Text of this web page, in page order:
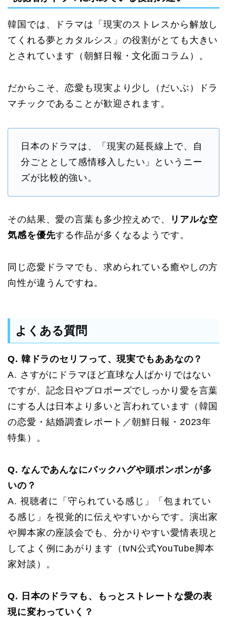
韓国では、ドラマは「現実のストレスから解放し
てくれる夢とカタルシス」の役割がとても大きい
とされています（朝鮮日報・文化面コラム）。
だからこそ、恋愛も現実より少し（だいぶ）ドラ
マチックであることが歓迎されます。
日本のドラマは、「現実の延長線上で、自
分ごととして感情移入したい」というニー
ズが比較的強い。
その結果、愛の言葉も多少控えめで、
リアルな空
気感を優先する作品が多くなるようです。
同じ恋愛ドラマでも、求められている癒やしの方
向性が違うんですね。
よくある質問
Q. 韓ドラのセリフって、現実でもああなの？
A. さすがにドラマほど直球な人ばかりではない
ですが、記念日やプロポーズでしっかり愛を言葉
にする人は日本より多いと言われています（韓国
の恋愛・結婚調査レポート／朝鮮日報・2023年
特集）。
Q. なんであんなにバックハグや頭ポンポンが多
いの？
A. 視聴者に「守られている感じ」「包まれてい
る感じ」を視覚的に伝えやすいからです。演出家
や脚本家の座談会でも、分かりやすい愛情表現と
してよく例にあがります（tvN公式YouTube脚本
家対談）。
Q. 日本のドラマも、もっとストレートな愛の表
現に変わっていく？